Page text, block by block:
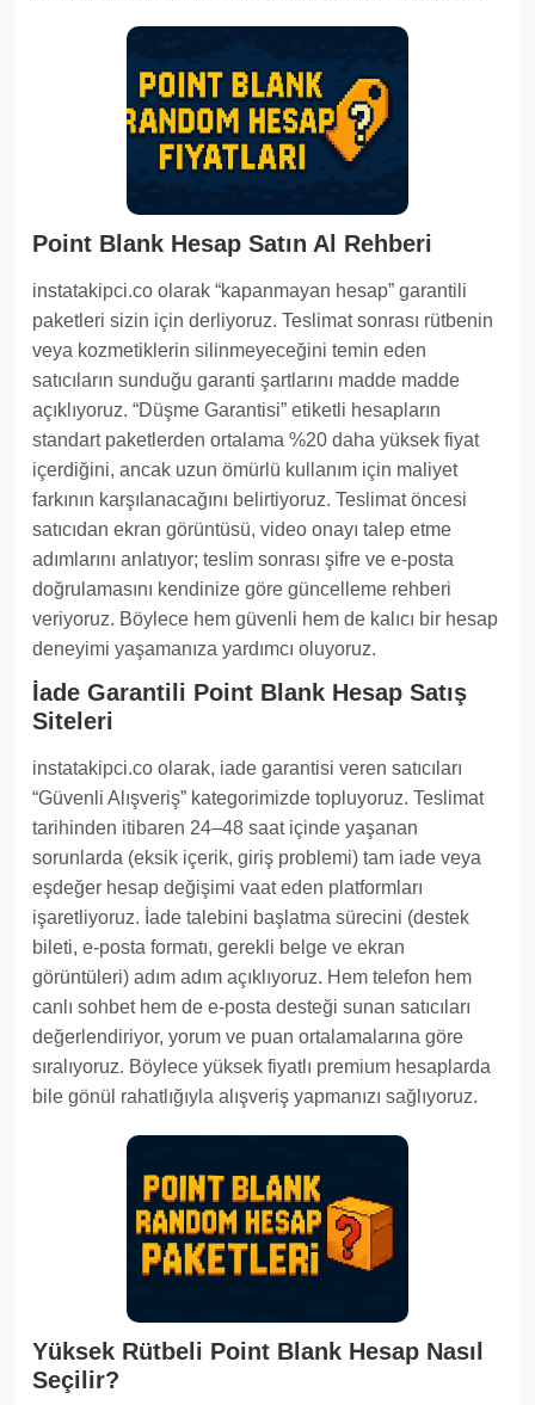
Point Blank Hesap Satın Al Rehberi
instatakipci.co olarak “kapanmayan hesap” garantili
paketleri sizin için derliyoruz. Teslimat sonrası rütbenin
veya kozmetiklerin silinmeyeceğini temin eden
satıcıların sunduğu garanti şartlarını madde madde
açıklıyoruz. “Düşme Garantisi” etiketli hesapların
standart paketlerden ortalama %20 daha yüksek fiyat
içerdiğini, ancak uzun ömürlü kullanım için maliyet
farkının karşılanacağını belirtiyoruz. Teslimat öncesi
satıcıdan ekran görüntüsü, video onayı talep etme
adımlarını anlatıyor; teslim sonrası şifre ve e-posta
doğrulamasını kendinize göre güncelleme rehberi
veriyoruz. Böylece hem güvenli hem de kalıcı bir hesap
deneyimi yaşamanıza yardımcı oluyoruz.
İade Garantili Point Blank Hesap Satış
Siteleri
instatakipci.co olarak, iade garantisi veren satıcıları
“Güvenli Alışveriş” kategorimizde topluyoruz. Teslimat
tarihinden itibaren 24–48 saat içinde yaşanan
sorunlarda (eksik içerik, giriş problemi) tam iade veya
eşdeğer hesap değişimi vaat eden platformları
işaretliyoruz. İade talebini başlatma sürecini (destek
bileti, e-posta formatı, gerekli belge ve ekran
görüntüleri) adım adım açıklıyoruz. Hem telefon hem
canlı sohbet hem de e-posta desteği sunan satıcıları
değerlendiriyor, yorum ve puan ortalamalarına göre
sıralıyoruz. Böylece yüksek fiyatlı premium hesaplarda
bile gönül rahatlığıyla alışveriş yapmanızı sağlıyoruz.
Yüksek Rütbeli Point Blank Hesap Nasıl
Seçilir?